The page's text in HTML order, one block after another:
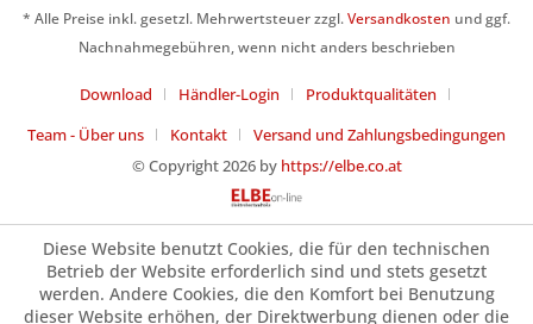
* Alle Preise inkl. gesetzl. Mehrwertsteuer zzgl.Versandkosten und ggf.
Nachnahmegebühren, wenn nicht anders beschrieben
Download Händler-Login
Produktqualitäten
Team - Über uns
Kontakt
Versand und Zahlungsbedingungen
© Copyright 2026 by https://elbe.co.at
Diese Website benutzt Cookies, die für den technischen
Betrieb der Website erforderlich sind und stets gesetzt
werden. Andere Cookies, die den Komfort bei Benutzung
dieser Website erhöhen, der Direktwerbung dienen oder die